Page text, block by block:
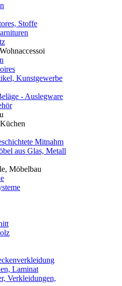
Stoffe
Kunstgewerbe
- Auslegware
Mitnahm
aus Glas, Metall
Möbelbau
Laminat
Verkleidungen,